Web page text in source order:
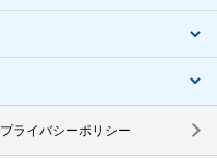
プライバシーポリシー